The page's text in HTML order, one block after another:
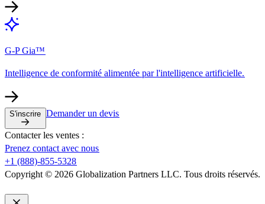
G-P Gia™​​
Intelligence de conformité alimentée par l'intelligence artificielle.​​
S'inscrire​​ Demander un devis​​
Contacter les ventes :​​
Prenez contact avec nous​​
+1 (888)-855-5328​​
Copyright © 2026 Globalization Partners LLC. Tous droits réservés.​​